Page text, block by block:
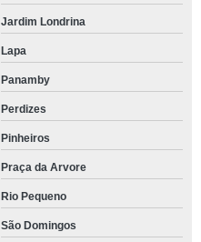
Jardim Londrina
Lapa
Panamby
Perdizes
Pinheiros
Praça da Arvore
Rio Pequeno
São Domingos